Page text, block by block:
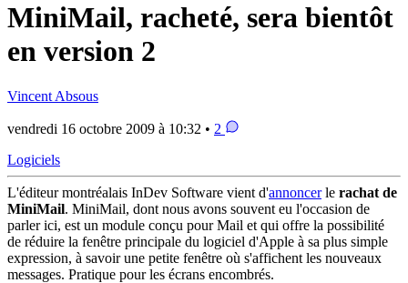
MiniMail, racheté, sera bientôt
en version 2
Vincent Absous
vendredi 16 octobre 2009 à 10:32 • 2
Logiciels
L'éditeur montréalais InDev Software vient d'annoncerle rachat de
MiniMail. MiniMail, dont nous avons souvent eu l'occasion de
parler ici, est un module conçu pour Mail et qui offre la possibilité
de réduire la fenêtre principale du logiciel d'Apple à sa plus simple
expression, à savoir une petite fenêtre où s'affichent les nouveaux
messages. Pratique pour les écrans encombrés.